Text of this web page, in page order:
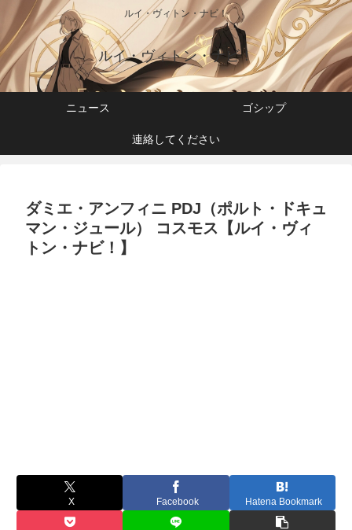
ルイ・ヴィトン・ナビ！
ルイ・ヴィトン・ナビ！
ニュース ゴシップ
連絡してください
ダミエ・アンフィニ PDJ（ポルト・ドキュ
マン・ジュール） コスモス【ルイ・ヴィ
トン・ナビ！】
X Facebook Hatena Bookmark